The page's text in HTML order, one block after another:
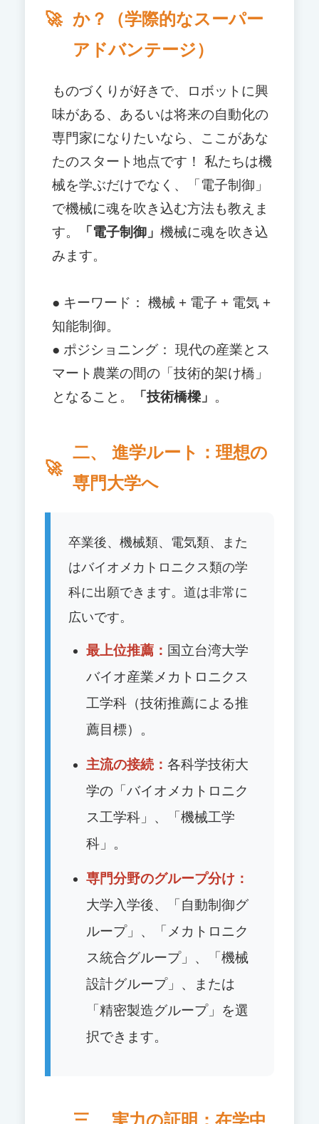
か？（学際的なスーパー
アドバンテージ）
ものづくりが好きで、ロボットに興
味がある、あるいは将来の自動化の
専門家になりたいなら、ここがあな
たのスタート地点です！ 私たちは機
械を学ぶだけでなく、「電子制御」
で機械に魂を吹き込む方法も教えま
す。
「電子制御」 機械に魂を吹き込
みます。
● キーワード： 機械 + 電子 + 電気 +
知能制御。
● ポジショニング： 現代の産業とス
マート農業の間の「技術的架け橋」
となること。
「技術橋樑」 。
二、 進学ルート：理想の
専門大学へ
卒業後、機械類、電気類、また
はバイオメカトロニクス類の学
科に出願できます。道は非常に
広いです。
最上位推薦： 国立台湾大学
バイオ産業メカトロニクス
工学科（技術推薦による推
薦目標）。
主流の接続： 各科学技術大
学の「バイオメカトロニク
ス工学科」、「機械工学
科」。
専門分野のグループ分け：
大学入学後、「自動制御グ
ループ」、「メカトロニク
ス統合グループ」、「機械
設計グループ」、または
「精密製造グループ」を選
択できます。